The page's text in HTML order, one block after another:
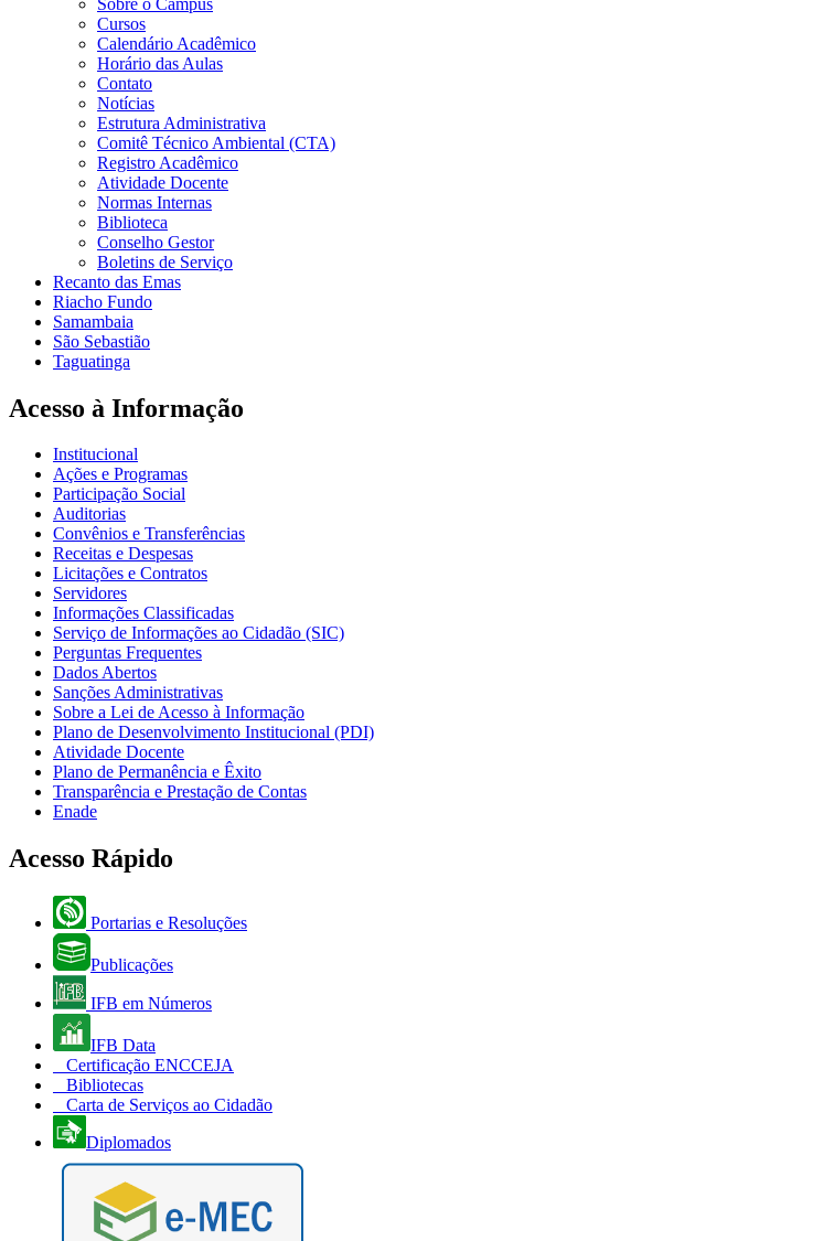
Cursos
Calendário Acadêmico
Horário das Aulas
Contato
Notícias
Estrutura Administrativa
Comitê Técnico Ambiental (CTA)
Registro Acadêmico
Atividade Docente
Normas Internas
Biblioteca
Conselho Gestor
Boletins de Serviço
Recanto das Emas
Riacho Fundo
Samambaia
São Sebastião
Taguatinga
Acesso à Informação
Institucional
Ações e Programas
Participação Social
Auditorias
Convênios e Transferências
Receitas e Despesas
Licitações e Contratos
Servidores
Informações Classificadas
Serviço de Informações ao Cidadão (SIC)
Perguntas Frequentes
Dados Abertos
Sanções Administrativas
Sobre a Lei de Acesso à Informação
Plano de Desenvolvimento Institucional (PDI)
Atividade Docente
Plano de Permanência e Êxito
Transparência e Prestação de Contas
Enade
Acesso Rápido
Portarias e Resoluções
Publicações
IFB em Números
IFB Data
Certificação ENCCEJA
Bibliotecas
Carta de Serviços ao Cidadão
Diplomados